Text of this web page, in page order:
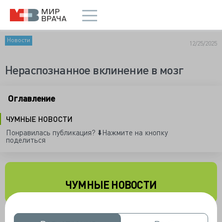
Новости 12/25/2025
Нераспознанное вклинение в мозг
Оглавление
ЧУМНЫЕ НОВОСТИ
Понравилась публикация? ⬇️Нажмите на кнопку
поделиться
ЧУМНЫЕ НОВОСТИ
В завершении года столичные врачи поделились